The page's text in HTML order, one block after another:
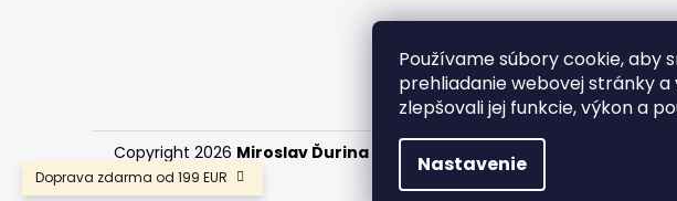
Používame súbory cookie, aby
prehliadanie webovej stránky
zlepšovali jej funkcie, výkon a
Nastavenie
Doprava zdarma od 199 EUR
Copyright 2026 Miroslav Ďurina - TEAM BIKE Piešťany